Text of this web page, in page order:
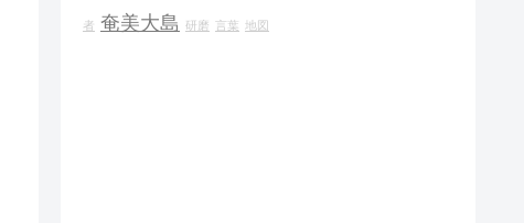
者 奄美大島 研磨 言葉 地図